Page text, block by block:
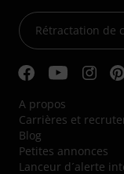
Rétractation de
A propos
Carrières et
Blog
Petites annonces
Lanceur d´alerte